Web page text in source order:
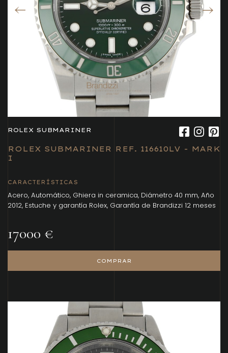
ROLEX SUBMARINER
ROLEX SUBMARINER REF. 116610LV - MARK
I
CARACTERÍSTICAS
Acero, Automático, Ghiera in ceramica, Diámetro 40 mm, Año
2012, Estuche y garantía Rolex, Garantía de Brandizzi 12 meses
17000 €
COMPRAR